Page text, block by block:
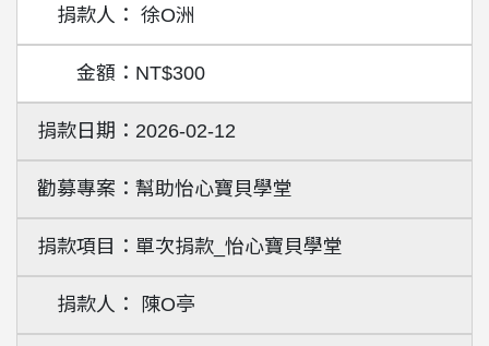
徐O洲
NT$300
2026-02-12
幫助怡心寶貝學堂
單次捐款_怡心寶貝學堂
陳O亭